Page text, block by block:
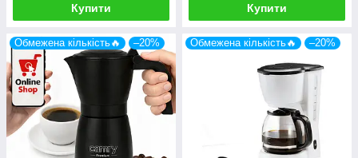
Купити Купити
Обмежена кількість🔥 –20% Обмежена кількість🔥 –20%